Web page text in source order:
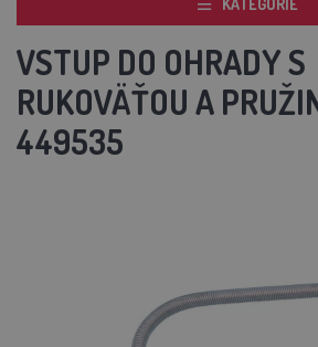
KATEGÓRIE
VSTUP DO OHRADY S
RUKOVÄŤOU A
449535